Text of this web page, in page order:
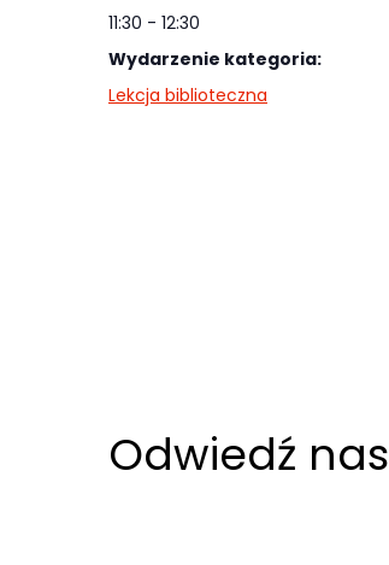
11:30 - 12:30
Wydarzenie kategoria:
Lekcja biblioteczna
Odwiedź nas
internetowej,
na podstawie
najlepiej